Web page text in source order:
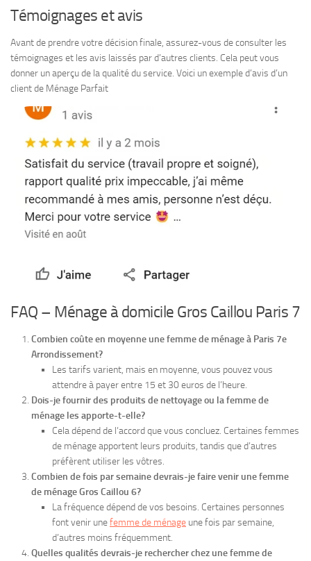
Témoignages et avis
Avant de prendre votre décision finale, assurez-vous de consulter les
témoignages et les avis laissés par d’autres clients. Cela peut vous
donner un aperçu de la qualité du service. Voici un exemple d’avis d’un
client de Ménage Parfait
FAQ – Ménage à domicile Gros Caillou Paris 7
Combien coûte en moyenne une femme de ménage à Paris 7e
Arrondissement?
Les tarifs varient, mais en moyenne, vous pouvez vous
attendre à payer entre 15 et 30 euros de l’heure.
Dois-je fournir des produits de nettoyage ou la femme de
ménage les apporte-t-elle?
Cela dépend de l’accord que vous concluez. Certaines femmes
de ménage apportent leurs produits, tandis que d’autres
préfèrent utiliser les vôtres.
Combien de fois par semaine devrais-je faire venir une femme
de ménage Gros Caillou 6?
La fréquence dépend de vos besoins. Certaines personnes
font venir unefemme de ménage une fois par semaine,
d’autres moins fréquemment.
Quelles qualités devrais-je rechercher chez une femme de